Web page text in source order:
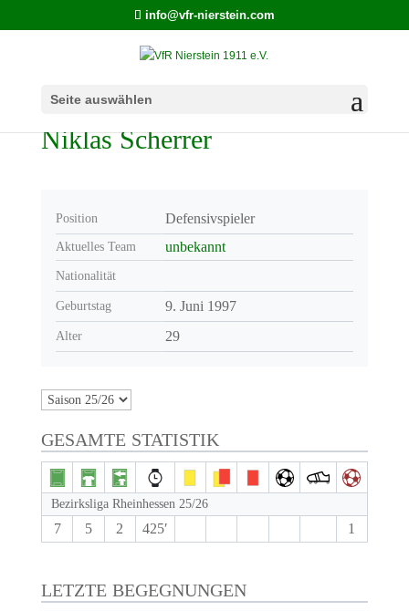
info@vfr-nierstein.com
Seite auswählen
Niklas Scherrer
Position Defensivspieler
Aktuelles Team unbekannt
Nationalität
Geburtstag 9. Juni 1997
Alter 29
GESAMTE STATISTIK
Bezirksliga Rheinhessen 25/26
7 5 2 425′ 1
LETZTE BEGEGNUNGEN